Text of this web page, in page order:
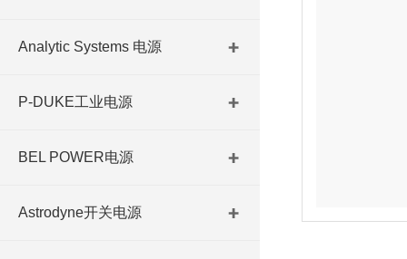
Analytic Systems 电源
P-DUKE工业电源
BEL POWER电源
Astrodyne开关电源